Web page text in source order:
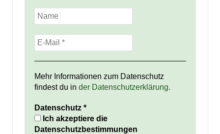
Mehr Informationen zum Datenschutz
findest du in der Datenschutzerklärung.
Datenschutz *
Ich akzeptiere die
Datenschutzbestimmungen